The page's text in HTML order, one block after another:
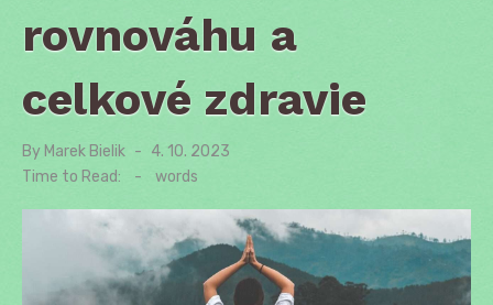
rovnováhu a
celkové zdravie
By Marek Bielik
Posted
on
4. 10. 2023
Time to Read:
- words